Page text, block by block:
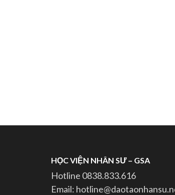
HỌC VIỆN NHÂN SƯ – GSA
Hotline 0838.833.616
Email: